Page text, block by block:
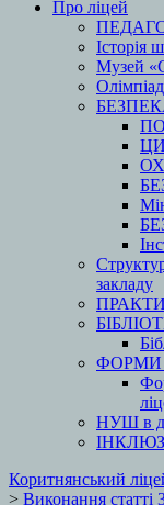
Про ліцей
Історія
Музей
закладу
ФОРМИ
НУШ в
Коритнянський
> Виконання статті